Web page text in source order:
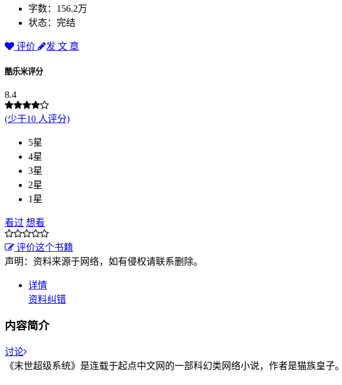
字数：156.2万
状态：完结
评价 发 文 章
酷乐米评分
8.4
(少于10 人评分)
5星
4星
3星
2星
1星
看过 想看
评价这个书籍
声明：资料来源于网络，如有侵权请联系删除。
详情
资料纠错
内容简介
讨论
《末世超级系统》是连载于起点中文网的一部科幻类网络小说，作者是猫族皇子。